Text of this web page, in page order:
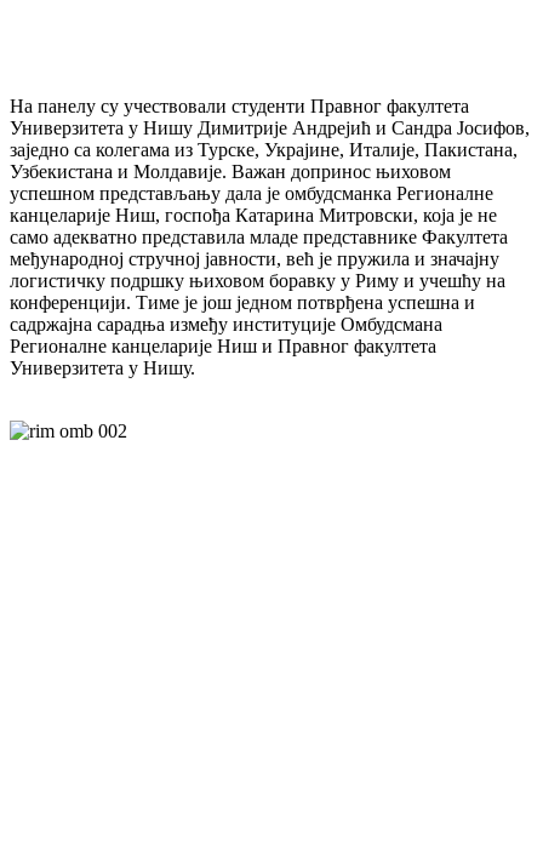
На панелу су учествовали студенти Правног факултета
Универзитета у Нишу Димитрије Андрејић и Сандра Јосифов,
заједно са колегама из Турске, Украјине, Италије, Пакистана,
Узбекистана и Молдавије. Важан допринос њиховом
успешном представљању дала је омбудсманка Регионалне
канцеларије Ниш, госпођа Катарина Митровски, која је не
само адекватно представила младе представнике Факултета
међународној стручној јавности, већ је пружила и значајну
логистичку подршку њиховом боравку у Риму и учешћу на
конференцији. Тиме је још једном потврђена успешна и
садржајна сарадња између институције Омбудсмана
Регионалне канцеларије Ниш и Правног факултета
Универзитета у Нишу.